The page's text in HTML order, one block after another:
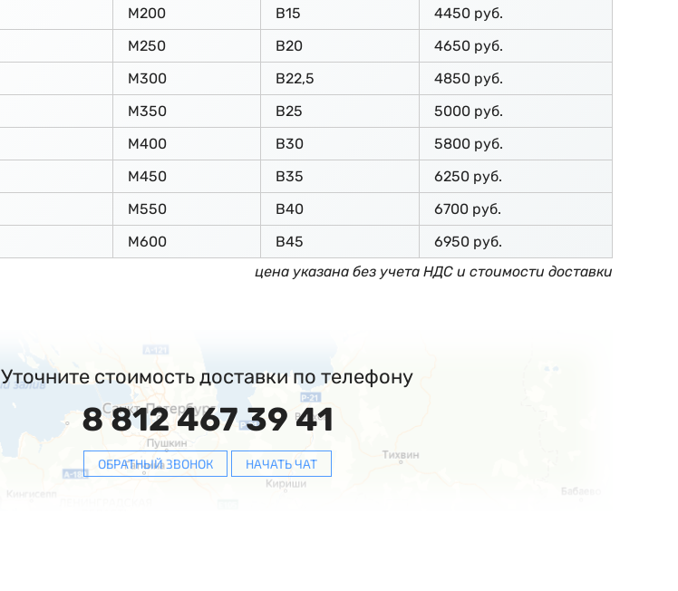
М200 В15
4450 руб.
М250 В20
4650 руб.
М300 В22,5
4850 руб.
М350 В25
5000 руб.
М400 В30
5800 руб.
М450 В35
6250 руб.
М550 В40
6700 руб.
М600 В45
6950 руб.
цена указана без учета НДС и стоимости доставки
Уточните стоимость доставки по телефону
8 812 467 39 41
ОБРАТНЫЙ ЗВОНОК НАЧАТЬ ЧАТ